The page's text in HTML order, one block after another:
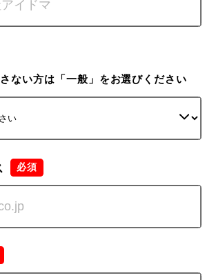
ない方は「一般」をお選びください